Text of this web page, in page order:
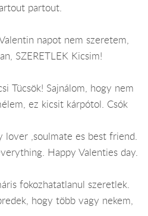
partout.
napot nem szeretem,
SZERETLEK Kicsim!
Tücsök! Sajnálom, hogy nem
ez kicsit kárpótol. Csók
,soulmate es best friend.
Happy Valenties day.
fokozhatatlanul szeretlek.
hogy több vagy nekem,